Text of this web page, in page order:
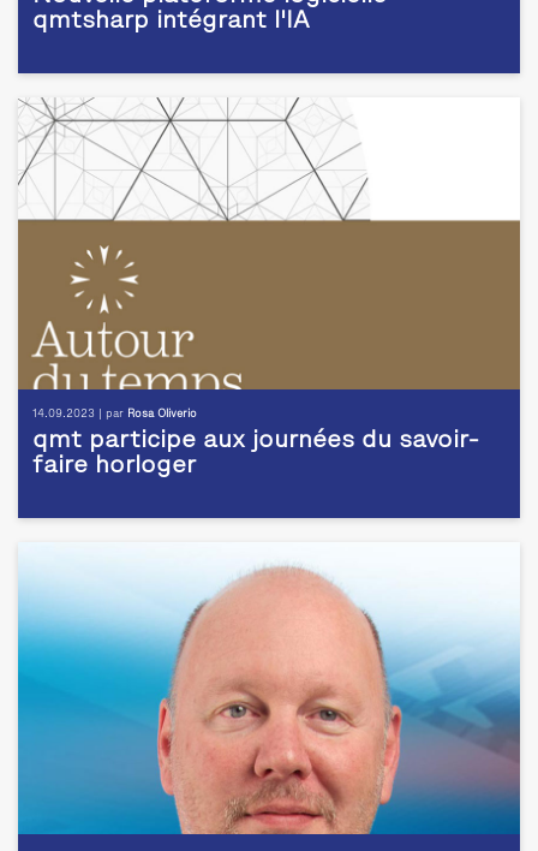
qmtsharp intégrant l'IA
14.09.2023 | par Rosa Oliverio
qmt participe aux journées du savoir-
faire horloger